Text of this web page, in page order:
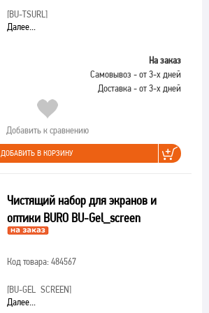
[BU-TSURL]
Далее...
На заказ
Самовывоз - от 3-х дней
Доставка - от 3-х дней
Добавить к сравнению
ДОБАВИТЬ В КОРЗИНУ
Чистящий набор для экранов и
оптики BURO BU-Gel_screen
Код товара: 484567
[BU-GEL_SCREEN]
Далее...